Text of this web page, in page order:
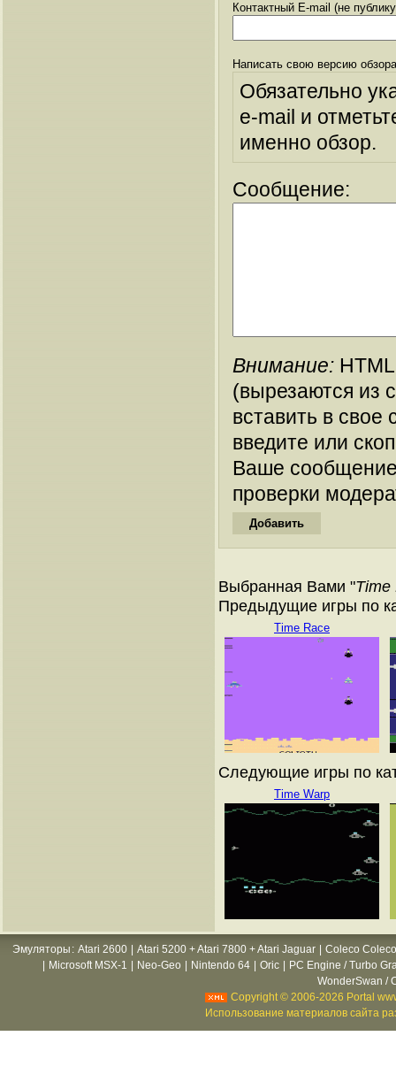
Контактный E-mail (не
Написать свою версию
Обязательно
e-mail и
именно обзор.
Сообщение:
Внимание:
(вырезаются из
вставить в
введите или
Ваше
проверки
Выбранная Вами "Time
Предыдущие игры по
Time Race
Следующие игры по
Time Warp
Эмуляторы : Atari 2600 Atari 5200 + Atari 7800 + Atari Jaguar
Coleco
Microsoft MSX-1 Neo-Geo Nintendo 64 Oric
PC Engine / Turbo
WonderSwan /
Copyright © 2006-2026 Portal
Использование материалов сайта